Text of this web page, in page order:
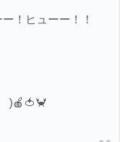
！ヒューー！！
)🍎🍅🦀